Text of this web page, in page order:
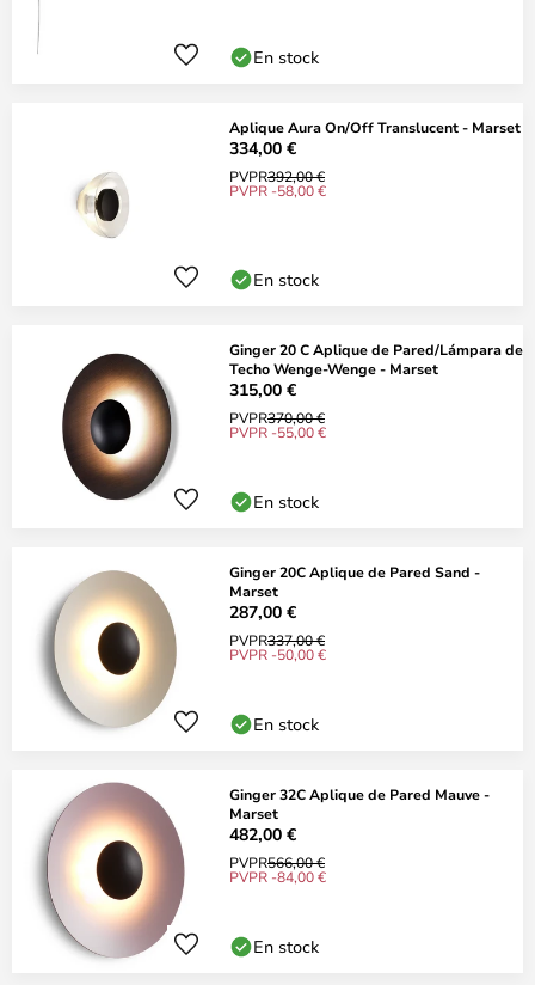
En stock
Aplique Aura On/Off Translucent - Marset
334,00 €
PVPR392,00 €
PVPR -58,00 €
En stock
Ginger 20 C Aplique de Pared/Lámpara de
Techo Wenge-Wenge - Marset
315,00 €
PVPR370,00 €
PVPR -55,00 €
En stock
Ginger 20C Aplique de Pared Sand -
Marset
287,00 €
PVPR337,00 €
PVPR -50,00 €
En stock
Ginger 32C Aplique de Pared Mauve -
Marset
482,00 €
PVPR566,00 €
PVPR -84,00 €
En stock